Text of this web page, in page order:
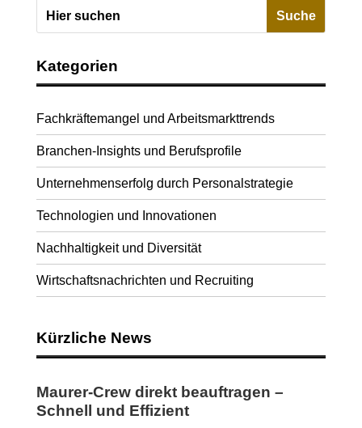
Kategorien
Fachkräftemangel und Arbeitsmarkttrends
Branchen-Insights und Berufsprofile
Unternehmenserfolg durch Personalstrategie
Technologien und Innovationen
Nachhaltigkeit und Diversität
Wirtschaftsnachrichten und Recruiting
Kürzliche News
Maurer-Crew direkt beauftragen –
Schnell und Effizient